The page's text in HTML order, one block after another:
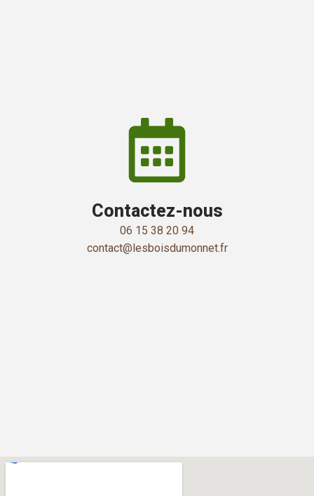
Contactez-nous
06 15 38 20 94
contact@lesboisdumonnet.fr